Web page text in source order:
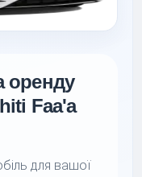
оренду
Faa'a
для вашої